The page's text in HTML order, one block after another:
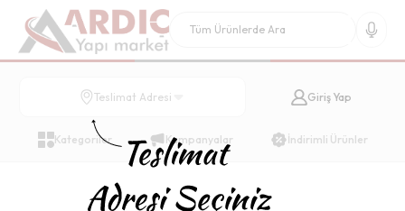
Teslimat Adresi Giriş Yap
Kategoriler Kampanyalar İndirimli Ürünler